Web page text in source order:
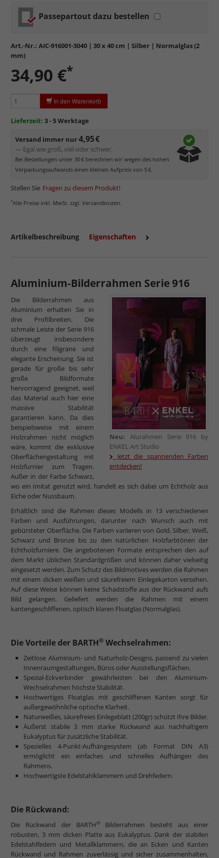
Standardglasin hochwertiger Floatglas-Qualität.
Formstabil, preiswert, witterungs- und hitzebeständig
Reflektierende Oberfläche
, die als störend empfunden
Minimaler UV-Schutz von ca. 45%
Schutz des Bildes.
Normalglas hat eine leichte Grünfärbung
Bereich der Weißtöne zu einem dezenten Grünschimmer
kommt. Für Bilder mit hellen Farben empfehlen wir Kunst- oder
Passepartout dazu bestellen
Art.-Nr.: AIC-916001-3040 | 30 x 40 cm | Silber | Normalglas (2
mm)
34,90 €*
In den Warenkorb
Lieferzeit: 3 - 5 Werktage
Versand immer nur4,95 €
— Egal wie groß, viel oder schwer.
Bei Bestellungen unter 30 € berechnen wir wegen des hohen
Verpackungsaufwands einen kleinen Aufpreis von 5 €.
Stellen Sie Fragen zu diesem Produkt!
*Alle Preise inkl. MwSt. zzgl. Versandkosten.
Artikelbeschreibung Eigenschaften
Aluminium-Bilderrahmen Serie 916
Neu: Alurahmen Serie 916 by
ENKEL Art Studio
Jetzt die spannenden Farben
entdecken!
Die Bilderrahmen aus
Aluminium erhalten Sie in
drei Profilbreiten. Die
schmale Leiste der Serie 916
überzeugt insbesondere
durch eine filigrane und
elegante Erscheinung. Sie ist
gerade für große bis sehr
große Bildformate
hervorragend geeignet, weil
das Material auch hier eine
massive Stabilität
garantieren kann. Da dies
beispielsweise mit einem
Holzrahmen nicht möglich
wäre, kommt die exklusive
Oberflächengestaltung mit
Holzfurnier zum Tragen.
Außer in der Farbe Schwarz,
wo ein Imitat genutzt wird, handelt es sich dabei um Echtholz aus
Eiche oder Nussbaum.
Erhältlich sind die Rahmen dieses Modells in 13 verschiedenen
Farben und Ausführungen, darunter nach Wunsch auch mit
gebürsteter Oberfläche. Die Farben variieren von Gold, Silber, Weiß,
Schwarz und Bronze bis zu den natürlichen Holzfarbtönen der
Echtholzfurniere. Die angebotenen Formate entsprechen den auf
dem Markt üblichen Standardgrößen und können daher vielseitig
eingesetzt werden. Zum Schutz des Bildmotives werden die Rahmen
mit einem dicken weißen und säurefreiem Einlegekarton versehen.
Auf diese Weise können keine Schadstoffe aus der Rückwand aufs
Bild gelangen. Geliefert werden die Rahmen mit einem
kantengeschliffenen, optisch klaren Floatglas (Normalglas).
Die Vorteile der BARTH® Wechselrahmen:
Zeitlose Aluminium- und Naturholz-Designs, passend zu vielen
Innenraumgestaltungen, Büros oder Ausstellungsflächen.
Spezial-Eckverbinder gewährleisten bei den Aluminium-
Wechselrahmen höchste Stabilität.
Hochwertiges Floatglas mit geschliffenen Kanten sorgt für
außergewöhnliche optische Klarheit.
Naturweißes, säurefreies Einlegeblatt (200gr) schützt Ihre Bilder.
Äußerst stabile 3 mm starke Rückwand aus nachhaltigem
Eukalyptus für zusätzliche Stabilität.
Spezielles 4-Punkt-Aufhängesystem (ab Format DIN A3)
ermöglicht ein einfaches und schnelles Aufhängen des
Rahmens.
Hochwertigste Edelstahlklammern und Drehfedern.
Die Rückwand:
Die Rückwand der BARTH®Bilderrahmen besteht aus einer
robusten, 3 mm dicken Platte aus Eukalyptus. Dank der stabilen
Edelstahlfedern und Metallklammern, die an Ecken und Kanten
Rückwand und Rahmen zuverlässig und sicher zusammenhalten,